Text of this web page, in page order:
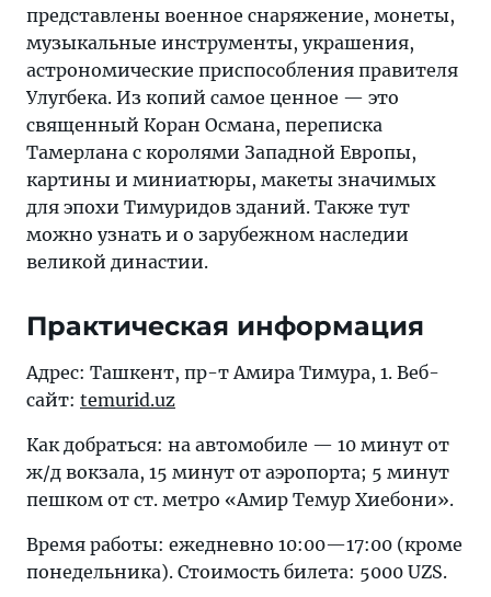
представлены военное снаряжение, монеты,
музыкальные инструменты, украшения,
астрономические приспособления правителя
Улугбека. Из копий самое ценное — это
священный Коран Османа, переписка
Тамерлана с королями Западной Европы,
картины и миниатюры, макеты значимых
для эпохи Тимуридов зданий. Также тут
можно узнать и о зарубежном наследии
великой династии.
Практическая информация
Адрес: Ташкент, пр-т Амира Тимура, 1. Веб-
сайт: temurid.uz
Как добраться: на автомобиле — 10 минут от
ж/д вокзала, 15 минут от аэропорта; 5 минут
пешком от ст. метро «Амир Темур Хиебони».
Время работы: ежедневно 10:00—17:00 (кроме
понедельника). Стоимость билета: 5000 UZS.